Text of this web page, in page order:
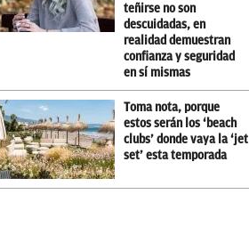
teñirse no son
descuidadas, en
realidad demuestran
confianza y seguridad
en sí mismas
Toma nota, porque
estos serán los ‘beach
clubs’ donde vaya la ‘jet
set’ esta temporada